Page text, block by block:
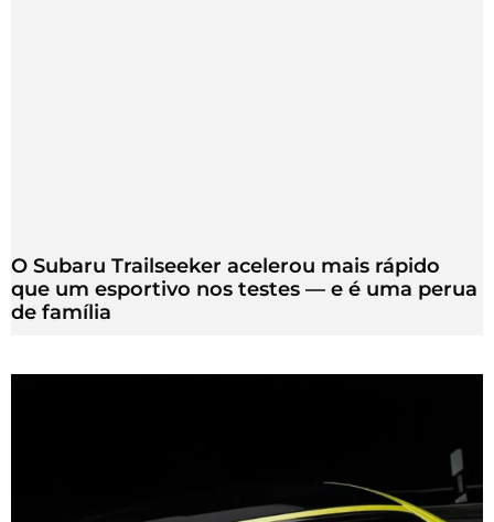
O Subaru Trailseeker acelerou mais rápido
que um esportivo nos testes — e é uma perua
de família